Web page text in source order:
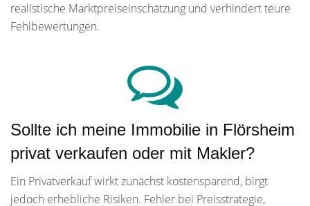
realistische Marktpreiseinschätzung und verhindert teure
Fehlbewertungen.
Sollte ich meine Immobilie in Flörsheim
privat verkaufen oder mit Makler?
Ein Privatverkauf wirkt zunächst kostensparend, birgt
jedoch erhebliche Risiken. Fehler bei Preisstrategie,